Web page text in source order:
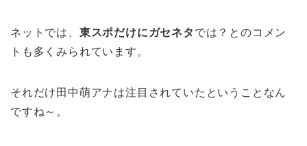
ネットでは、 東スポだけにガセネタ では？とのコメン
トも多くみられています。
それだけ田中萌アナは注目されていたということなん
ですね～。